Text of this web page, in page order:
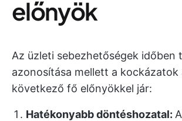
előnyök
Az üzleti sebezhetőségek időben
azonosítása mellett a kockázatok
következő fő előnyökkel jár:
Hatékonyabb döntéshozatal: